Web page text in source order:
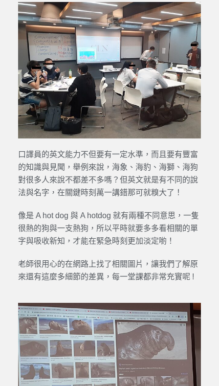
口譯員的英文能力不但要有一定水準，而且要有豐富
的知識與見聞，舉例來說，海象、海豹、海獅、海狗
對很多人來說不都差不多嗎？但英文就是有不同的說
法與名字，在關鍵時刻萬一講錯那可就糗大了！
像是 A hot dog 與 A hotdog 就有兩種不同意思，一隻
很熱的狗與一支熱狗，所以平時就要多多看相關的單
字與吸收新知，才能在緊急時刻更加淡定喲！
老師很用心的在網路上找了相關圖片，讓我們了解原
來還有這麼多細節的差異，每一堂課都非常充實呢 !